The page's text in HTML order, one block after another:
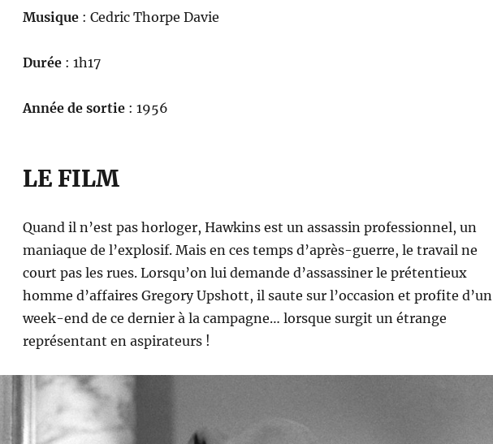
Musique: Cedric Thorpe Davie
Durée: 1h17
Année de sortie : 1956
LE FILM
Quand il n’est pas horloger, Hawkins est un assassin professionnel, un
maniaque de l’explosif. Mais en ces temps d’après-guerre, le travail ne
court pas les rues. Lorsqu’on lui demande d’assassiner le prétentieux
homme d’affaires Gregory Upshott, il saute sur l’occasion et profite d’un
week-end de ce dernier à la campagne… lorsque surgit un étrange
représentant en aspirateurs !